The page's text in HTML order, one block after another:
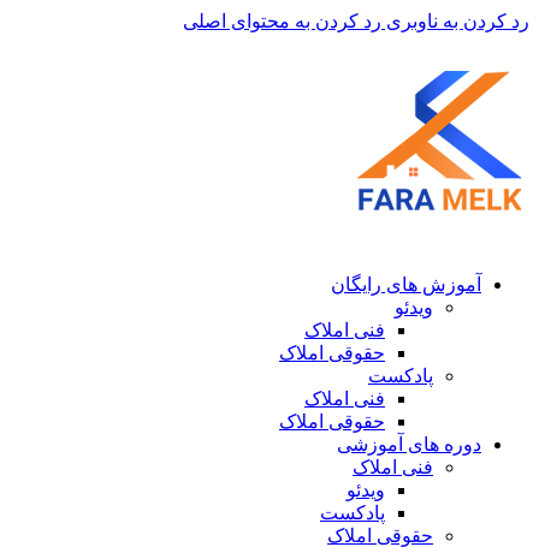
رد کردن به ناوبری رد کردن به محتوای اصلی
آموزش های رایگان
ویدئو
فنی املاک
حقوقی املاک
پادکست
فنی املاک
حقوقی املاک
دوره های آموزشی
فنی املاک
ویدئو
پادکست
حقوقی املاک